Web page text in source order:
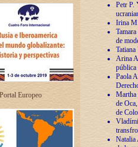
Europeo
Petr P.
Irina
de
Arina
pública
Paola
Martha
de
de
Natalia